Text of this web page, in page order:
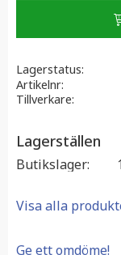
Lagerstatus
Artikelnr
Tillverkare
Lagerställen
Butikslager
Visa alla
Ge ett omdöme!